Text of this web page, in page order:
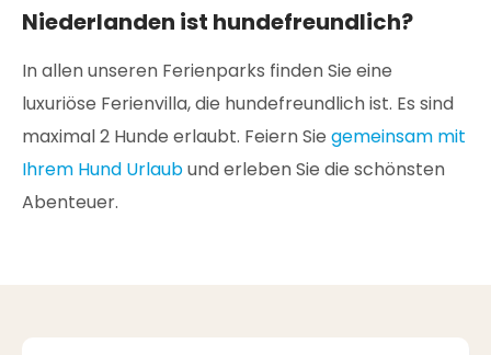
Niederlanden ist hundefreundlich?
In allen unseren Ferienparks finden Sie eine
luxuriöse Ferienvilla, die hundefreundlich ist. Es sind
maximal 2 Hunde erlaubt. Feiern Sie gemeinsam mit
Ihrem Hund Urlaubund erleben Sie die schönsten
Abenteuer.